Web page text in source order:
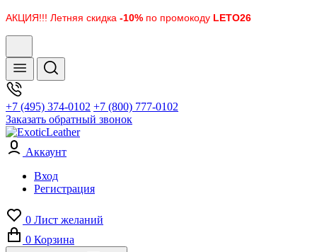
АКЦИЯ!!! Летняя скидка -10% по промокоду LETO26
+7 (495) 374-0102 +7 (800) 777-0102
Заказать обратный звонок
Аккаунт
Вход
Регистрация
0 Лист желаний
0 Корзина